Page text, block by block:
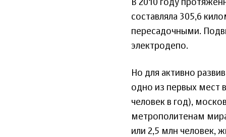
В 2010 году
составляла 305,6
пересадочными.
электродепо.
Но для активно
одно из первых мест
человек в год),
метрополитенам
или 2,5 млн человек,